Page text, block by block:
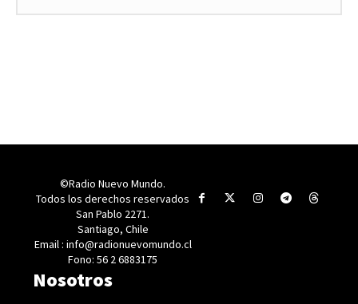
©Radio Nuevo Mundo.
Todos los derechos reservados
San Pablo 2271.
Santiago, Chile
Email : info@radionuevomundo.cl
Fono: 56 2 6883175
Nosotros